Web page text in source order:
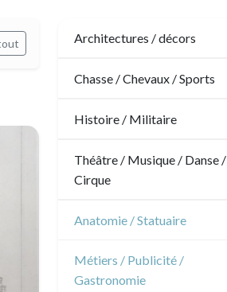
Architectures / décors
Architecture
Architecture d'intérieur
Chasse / Chevaux / Sports
Chasse
Sports
Histoire / Militaire
Militaire
Napoléon et Empire
Théâtre / Musique / Danse /
Cirque
Théâtre
Musique
Anatomie / Statuaire
Métiers / Publicité /
Gastronomie